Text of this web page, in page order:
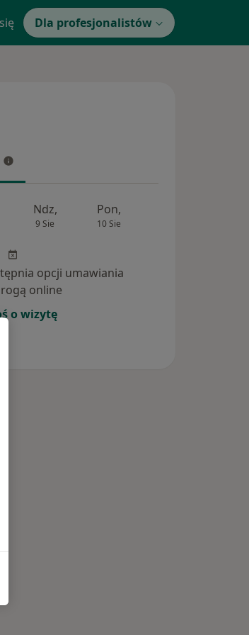
Dla profesjonalistów
Ndz,
9 Sie
Pon,
10 Sie
opcji umawiania
online
o wizytę